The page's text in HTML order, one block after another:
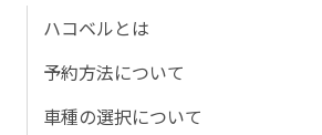
ハコベルとは
予約方法について
車種の選択について